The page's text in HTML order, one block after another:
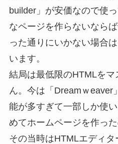
builder」が安価なので使
なページを作らないなら
った通りにいかない場合
います。
結局は最低限のHTMLを
ん。今は「Dreamｗeaver
能が多すぎて一部しか使
めてホームページを作っ
その当時はHTMLエディ